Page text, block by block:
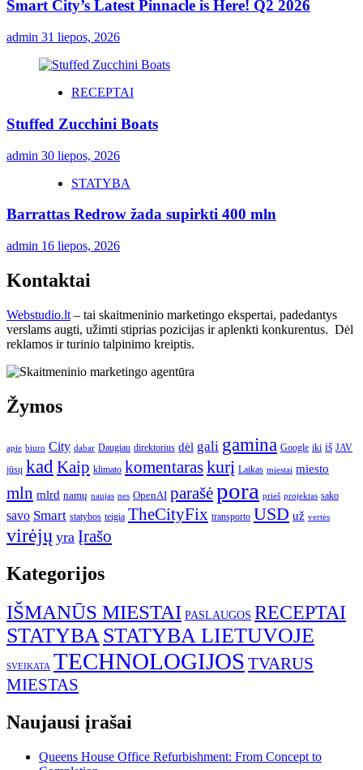
Smart City’s Latest Pinnacle is Here! Q2 2026
admin 31 liepos, 2026
RECEPTAI
Stuffed Zucchini Boats
admin 30 liepos, 2026
STATYBA
Barrattas Redrow žada supirkti 400 mln
admin 16 liepos, 2026
Kontaktai
Webstudio.lt – tai skaitmeninio marketingo ekspertai, padedantys
verslams augti, užimti stiprias pozicijas ir aplenkti konkurentus. Dėl
reklamos ir turinio talpinimo kreiptis.
Žymos
apie biuro City dabar Daugiau direktorius dėl gali gamina Google iki iš JAV
jūsų kad Kaip klimato komentaraskurį Laikas miestai miesto
mln mlrd namų naujas nes OpenAI parašėpora prieš projektas sako
savo Smart statybos teigia TheCityFix transporto USD už vertės
virėjų yra Įrašo
Kategorijos
IŠMANŪS MIESTAI PASLAUGOS RECEPTAI
STATYBASTATYBA LIETUVOJE
SVEIKATA TECHNOLOGIJOS TVARUS
MIESTAS
Naujausi įrašai
Queens House Office Refurbishment: From Concept to